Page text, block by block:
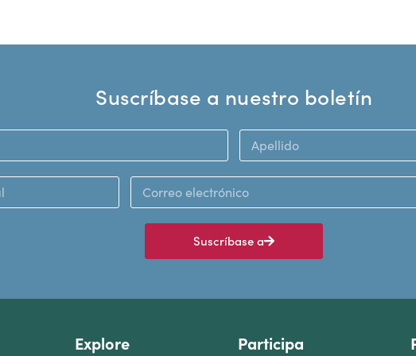
Suscríbase a nuestro boletín
Suscríbase a
Explore Participa